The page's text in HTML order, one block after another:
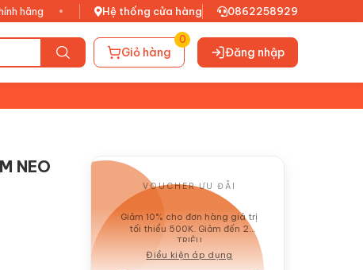
• Xuất VAT đầy đủ •
Hệ thống cửa hàng 0862258929
Giỏ hàng
0
Đăng nhập
NEO
VOUCHER ƯU ĐÃI
Giảm 10% cho đơn hàng giá trị
tối thiểu 500K. Giảm đến 2
TRIỆU
Điều kiện áp dụng